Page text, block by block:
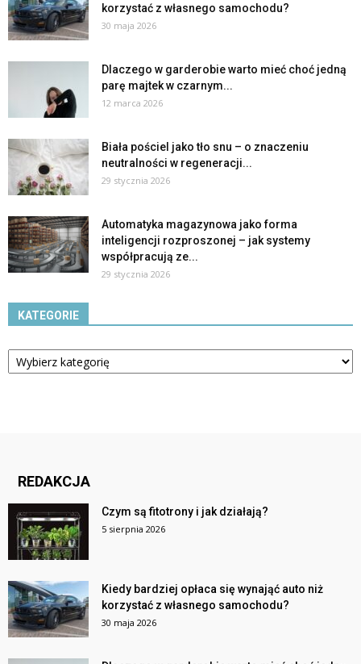
korzystać z własnego samochodu?
30 maja 2026
Dlaczego w garderobie warto mieć choć jedną
parę majtek w czarnym...
12 marca 2026
Biała pościel jako tło snu – o znaczeniu
neutralności w regeneracji...
29 stycznia 2026
Automatyka magazynowa jako forma
inteligencji rozproszonej – jak systemy
współpracują ze...
29 stycznia 2026
KATEGORIE
Kategorie
REDAKCJA
Czym są fitotrony i jak działają?
5 sierpnia 2026
Kiedy bardziej opłaca się wynająć auto niż
korzystać z własnego samochodu?
30 maja 2026